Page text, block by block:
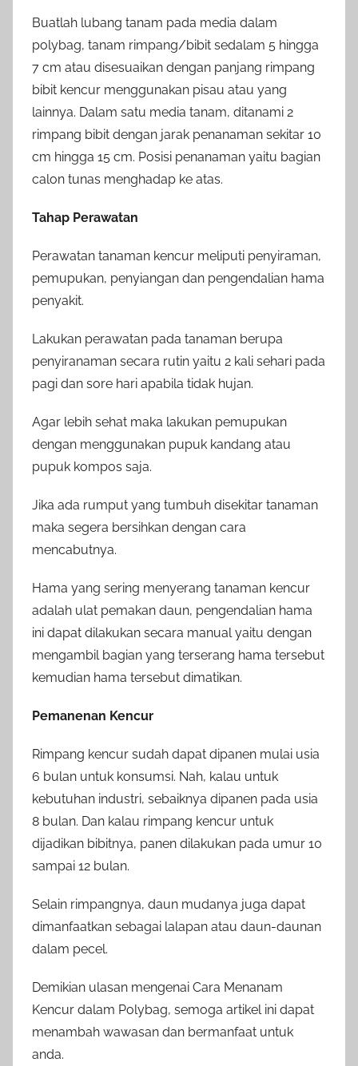
Buatlah lubang tanam pada media dalam
polybag, tanam rimpang/bibit sedalam 5 hingga
7 cm atau disesuaikan dengan panjang rimpang
bibit kencur menggunakan pisau atau yang
lainnya. Dalam satu media tanam, ditanami 2
rimpang bibit dengan jarak penanaman sekitar 10
cm hingga 15 cm. Posisi penanaman yaitu bagian
calon tunas menghadap ke atas.
Tahap Perawatan
Perawatan tanaman kencur meliputi penyiraman,
pemupukan, penyiangan dan pengendalian hama
penyakit.
Lakukan perawatan pada tanaman berupa
penyiranaman secara rutin yaitu 2 kali sehari pada
pagi dan sore hari apabila tidak hujan.
Agar lebih sehat maka lakukan pemupukan
dengan menggunakan pupuk kandang atau
pupuk kompos saja.
Jika ada rumput yang tumbuh disekitar tanaman
maka segera bersihkan dengan cara
mencabutnya.
Hama yang sering menyerang tanaman kencur
adalah ulat pemakan daun, pengendalian hama
ini dapat dilakukan secara manual yaitu dengan
mengambil bagian yang terserang hama tersebut
kemudian hama tersebut dimatikan.
Pemanenan Kencur
Rimpang kencur sudah dapat dipanen mulai usia
6 bulan untuk konsumsi. Nah, kalau untuk
kebutuhan industri, sebaiknya dipanen pada usia
8 bulan. Dan kalau rimpang kencur untuk
dijadikan bibitnya, panen dilakukan pada umur 10
sampai 12 bulan.
Selain rimpangnya, daun mudanya juga dapat
dimanfaatkan sebagai lalapan atau daun-daunan
dalam pecel.
Demikian ulasan mengenai Cara Menanam
Kencur dalam Polybag, semoga artikel ini dapat
menambah wawasan dan bermanfaat untuk
anda.